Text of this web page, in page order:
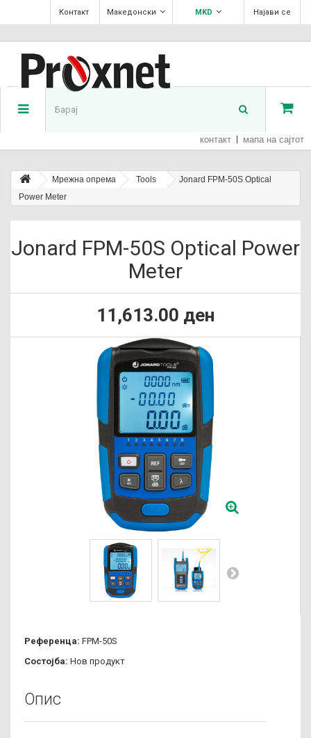
Најави се
MKD
Македонски
Контакт
контакт мапа на сајтот
Мрежна опрема Tools
Jonard FPM-50S Optical
Power Meter
Jonard FPM-50S Optical Power
Meter
11,613.00 ден
Референца: FPM-50S
Состојба: Нов продукт
Опис